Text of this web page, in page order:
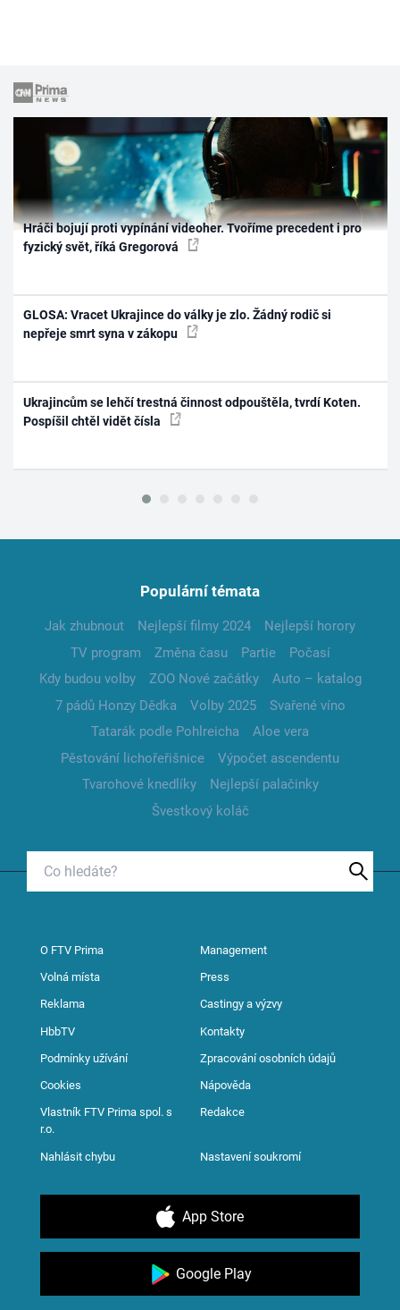
Hráči bojují proti vypínání videoher. Tvoříme precedent i pro
fyzický svět, říká Gregorová
GLOSA: Vracet Ukrajince do války je zlo. Žádný rodič si
nepřeje smrt syna v zákopu
Ukrajincům se lehčí trestná činnost odpouštěla, tvrdí Koten.
Pospíšil chtěl vidět čísla
Populární témata
Jak zhubnout Nejlepší filmy 2024
Nejlepší horory
TV program
Změna času Partie
Počasí
Kdy budou volby
ZOO Nové začátky
Auto – katalog
7 pádů Honzy Dědka
Volby 2025
Svařené víno
Tatarák podle Pohlreicha
Aloe vera
Pěstování lichořeřišnice
Výpočet ascendentu
Tvarohové knedlíky
Nejlepší palačinky
Švestkový koláč
O FTV Prima Management
Volná místa Press
Reklama Castingy a výzvy
HbbTV Kontakty
Podmínky užívání Zpracování osobních údajů
Cookies Nápověda
Vlastník FTV Prima spol. s
r.o.
Redakce
Nahlásit chybu Nastavení soukromí
App Store
Google Play